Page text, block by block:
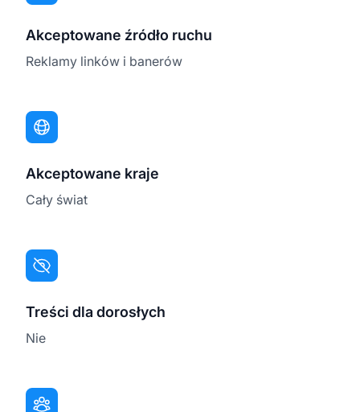
Akceptowane źródło ruchu
Reklamy linków i banerów
Akceptowane kraje
Cały świat
Treści dla dorosłych
Nie